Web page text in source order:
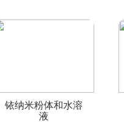
铱纳米粉体和水溶
液